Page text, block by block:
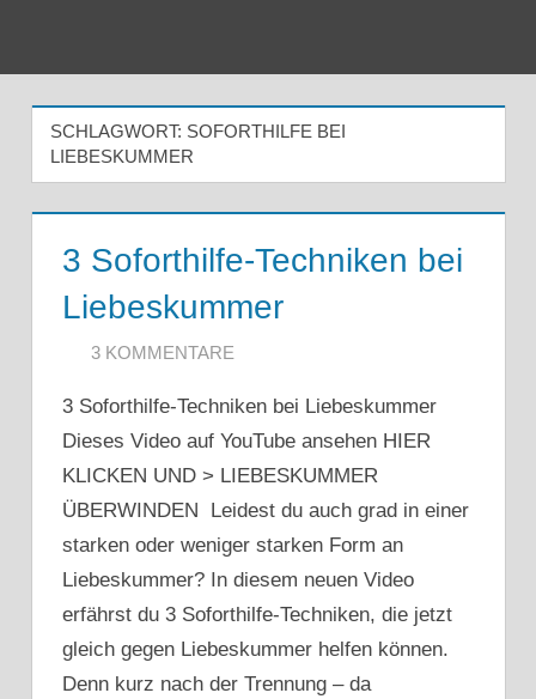
SCHLAGWORT: SOFORTHILFE BEI
LIEBESKUMMER
3 Soforthilfe-Techniken bei
Liebeskummer
3. DEZEMBER 2020
ARTKOLMAI@GMAIL.COM
3 KOMMENTARE
3 Soforthilfe-Techniken bei Liebeskummer
Dieses Video auf YouTube ansehen HIER
KLICKEN UND > LIEBESKUMMER
ÜBERWINDEN Leidest du auch grad in einer
starken oder weniger starken Form an
Liebeskummer? In diesem neuen Video
erfährst du 3 Soforthilfe-Techniken, die jetzt
gleich gegen Liebeskummer helfen können.
Denn kurz nach der Trennung – da